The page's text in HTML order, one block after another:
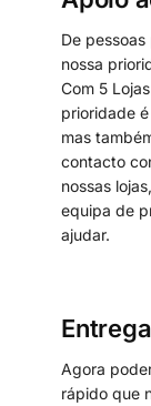
De
nossa
Com 5
prioridade
mas
contacto
nossas
equipa de
ajudar.
Agora
rápido que